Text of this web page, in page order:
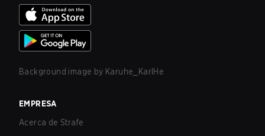
Background image by Karuhe_KarlHe
EMPRESA
Acerca de Strafe